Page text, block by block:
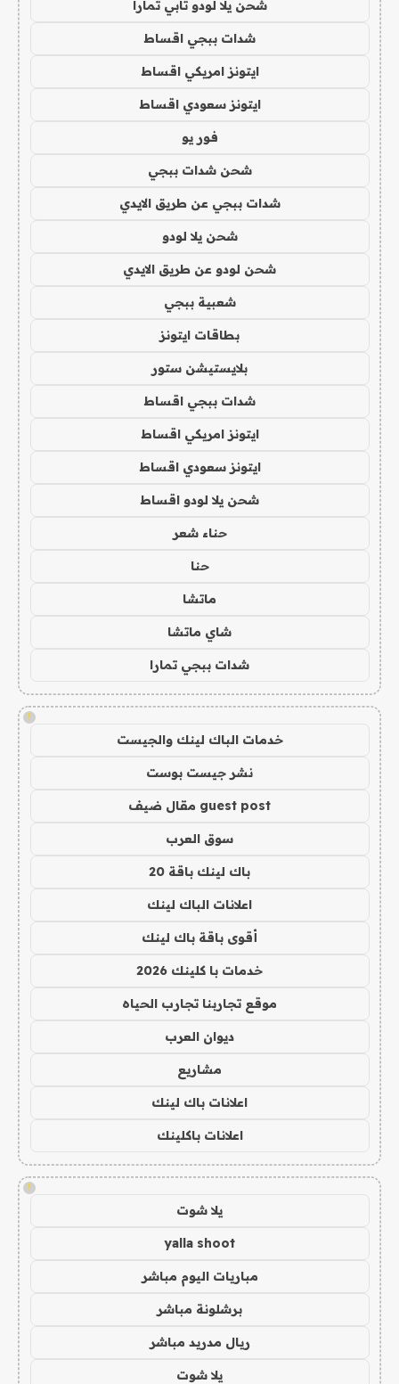
شحن يلا لودو تابي تمارا
شدات ببجي اقساط
ايتونز امريكي اقساط
ايتونز سعودي اقساط
فور يو
شحن شدات ببجي
شدات ببجي عن طريق الايدي
شحن يلا لودو
شحن لودو عن طريق الايدي
شعبية ببجي
بطاقات ايتونز
بلايستيشن ستور
شدات ببجي اقساط
ايتونز امريكي اقساط
ايتونز سعودي اقساط
شحن يلا لودو اقساط
حناء شعر
حنا
ماتشا
شاي ماتشا
شدات ببجي تمارا
!
خدمات الباك لينك والجيست
نشر جيست بوست
guest post مقال ضيف
سوق العرب
باك لينك باقة 20
اعلانات الباك لينك
أقوى باقة باك لينك
خدمات با كلينك 2026
موقع تجاربنا تجارب الحياه
ديوان العرب
مشاريع
اعلانات باك لينك
اعلانات باكلينك
!
يلا شوت
yalla shoot
مباريات اليوم مباشر
برشلونة مباشر
ريال مدريد مباشر
يلا شوت